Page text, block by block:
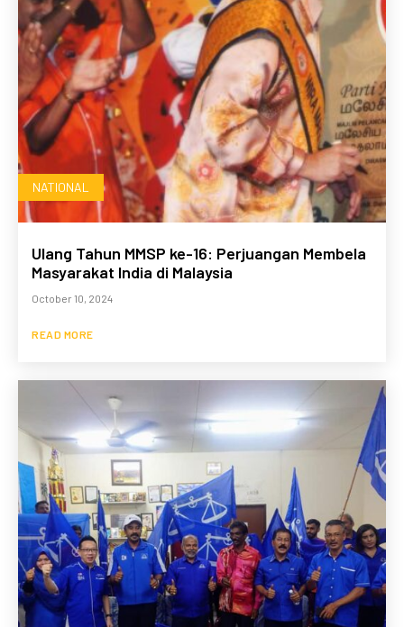
NATIONAL
Ulang Tahun MMSP ke-16: Perjuangan Membela
Masyarakat India di Malaysia
October 10, 2024
READ MORE